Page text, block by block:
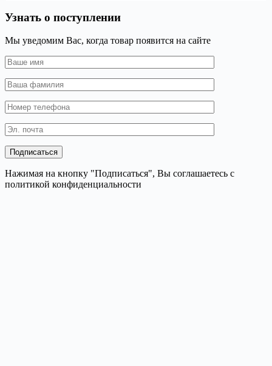
Узнать о поступлении
Мы уведомим Вас, когда товар появится на сайте
Нажимая на кнопку "Подписаться", Вы соглашаетесь с
политикой конфиденциальности